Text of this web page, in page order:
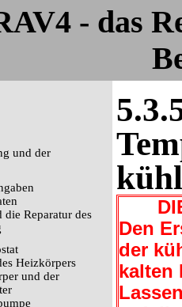
- das
und der
Reparatur des
Heizkörpers
und der
DIE
Den
der
kalten